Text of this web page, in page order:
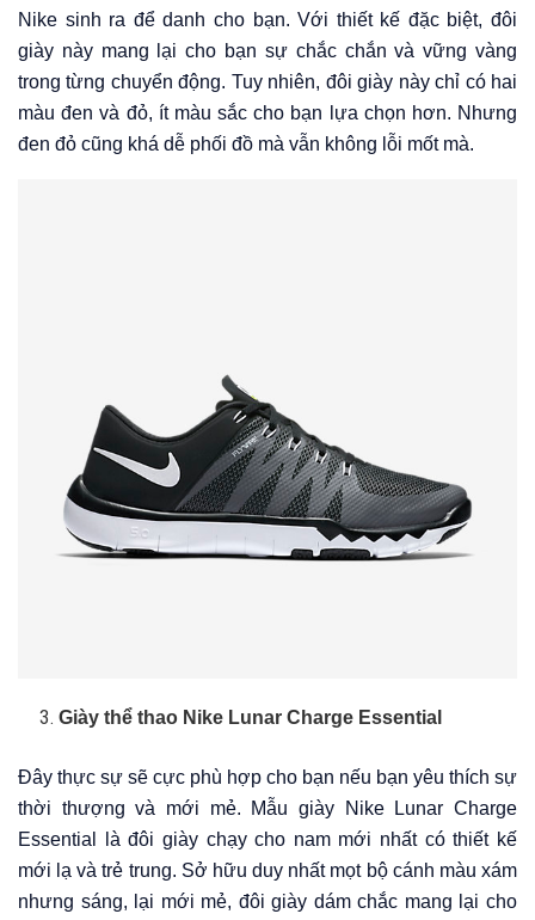
Nike sinh ra để danh cho bạn. Với thiết kế đặc biệt, đôi
giày này mang lại cho bạn sự chắc chắn và vững vàng
trong từng chuyển động. Tuy nhiên, đôi giày này chỉ có hai
màu đen và đỏ, ít màu sắc cho bạn lựa chọn hơn. Nhưng
đen đỏ cũng khá dễ phối đồ mà vẫn không lỗi mốt mà.
Giày thể thao Nike Lunar Charge Essential
Đây thực sự sẽ cực phù hợp cho bạn nếu bạn yêu thích sự
thời thượng và mới mẻ. Mẫu giày Nike Lunar Charge
Essential là đôi giày chạy cho nam mới nhất có thiết kế
mới lạ và trẻ trung. Sở hữu duy nhất mọt bộ cánh màu xám
nhưng sáng, lại mới mẻ, đôi giày dám chắc mang lại cho